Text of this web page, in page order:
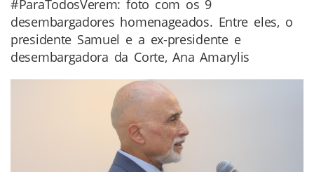
#ParaTodosVerem: foto com os 9
desembargadores homenageados. Entre eles, o
presidente Samuel e a ex-presidente e
desembargadora da Corte, Ana Amarylis